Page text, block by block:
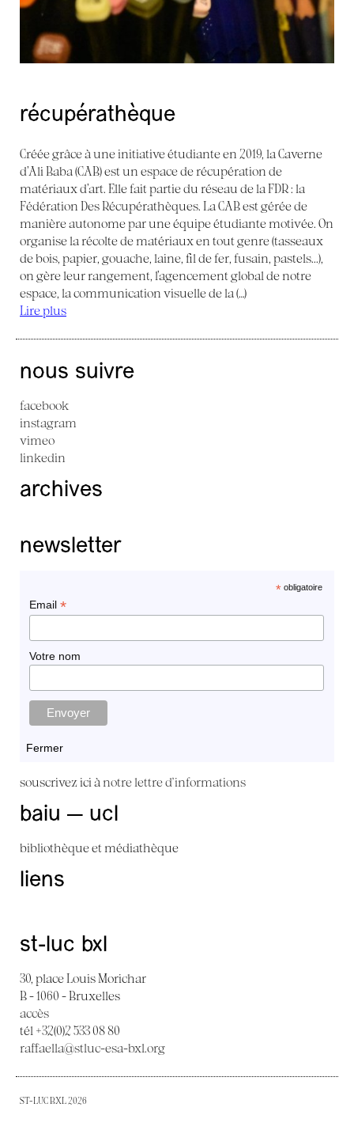
récupérathèque
Créée grâce à une initiative étudiante en 2019, la Caverne
d’Ali Baba (CAB) est un espace de récupération de
matériaux d’art. Elle fait partie du réseau de la FDR : la
Fédération Des Récupérathèques. La CAB est gérée de
manière autonome par une équipe étudiante motivée. On
organise la récolte de matériaux en tout genre (tasseaux
de bois, papier, gouache, laine, fil de fer, fusain, pastels...),
on gère leur rangement, l’agencement global de notre
espace, la communication visuelle de la (…)
Lire plus
nous suivre
facebook
instagram
vimeo
linkedin
archives
newsletter
*obligatoire
Email *
Votre nom
Fermer
souscrivez ici à notre lettre d'informations
baiu — ucl
bibliothèque et médiathèque
liens
st-luc bxl
30, place Louis Morichar
B - 1060 - Bruxelles
accès
tél +32(0)2 533 08 80
raffaella@stluc-esa-bxl.org
ST-LUC BXL 2026